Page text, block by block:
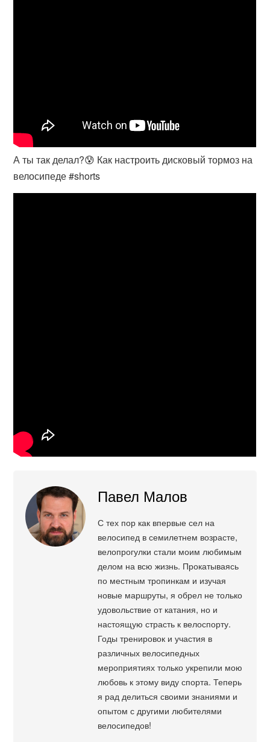
А ты так делал?😰 Как настроить дисковый тормоз на
велосипеде #shorts
Павел Малов
С тех пор как впервые сел на
велосипед в семилетнем возрасте,
велопрогулки стали моим любимым
делом на всю жизнь. Прокатываясь
по местным тропинкам и изучая
новые маршруты, я обрел не только
удовольствие от катания, но и
настоящую страсть к велоспорту.
Годы тренировок и участия в
различных велосипедных
мероприятиях только укрепили мою
любовь к этому виду спорта. Теперь
я рад делиться своими знаниями и
опытом с другими любителями
велосипедов!